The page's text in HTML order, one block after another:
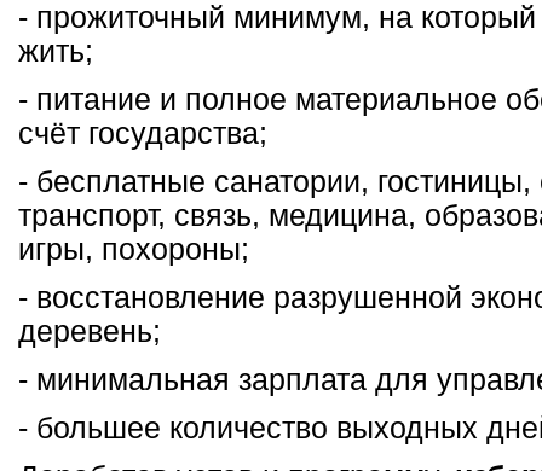
- прожиточный минимум, на
жить;
- питание и полное материальное
счёт государства;
- бесплатные санатории,
транспорт, связь, медицина,
игры, похороны;
- восстановление разрушенной
деревень;
- минимальная зарплата для
- большее количество выходных